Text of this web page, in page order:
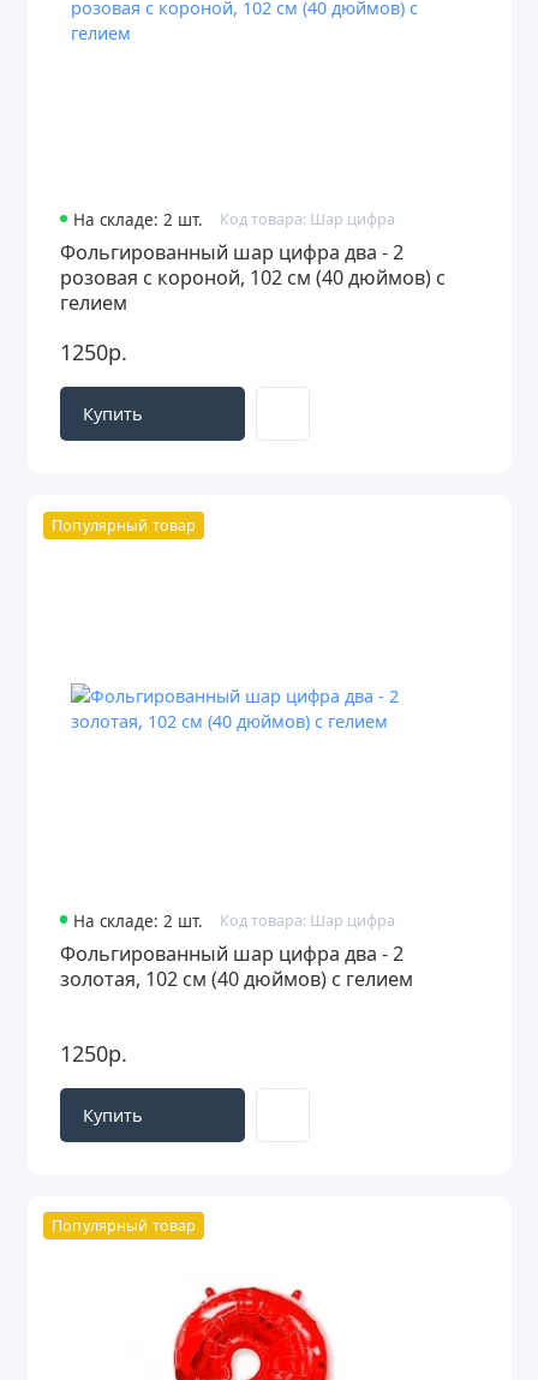
На складе: 2 шт. Код товара: Шар цифра
Фольгированный шар цифра два - 2
розовая с короной, 102 см (40 дюймов) с
гелием
1250р.
Купить
Популярный товар
На складе: 2 шт. Код товара: Шар цифра
Фольгированный шар цифра два - 2
золотая, 102 см (40 дюймов) с гелием
1250р.
Купить
Популярный товар